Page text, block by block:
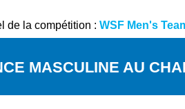
de la compétition : WSF Men's
MASCULINE AU